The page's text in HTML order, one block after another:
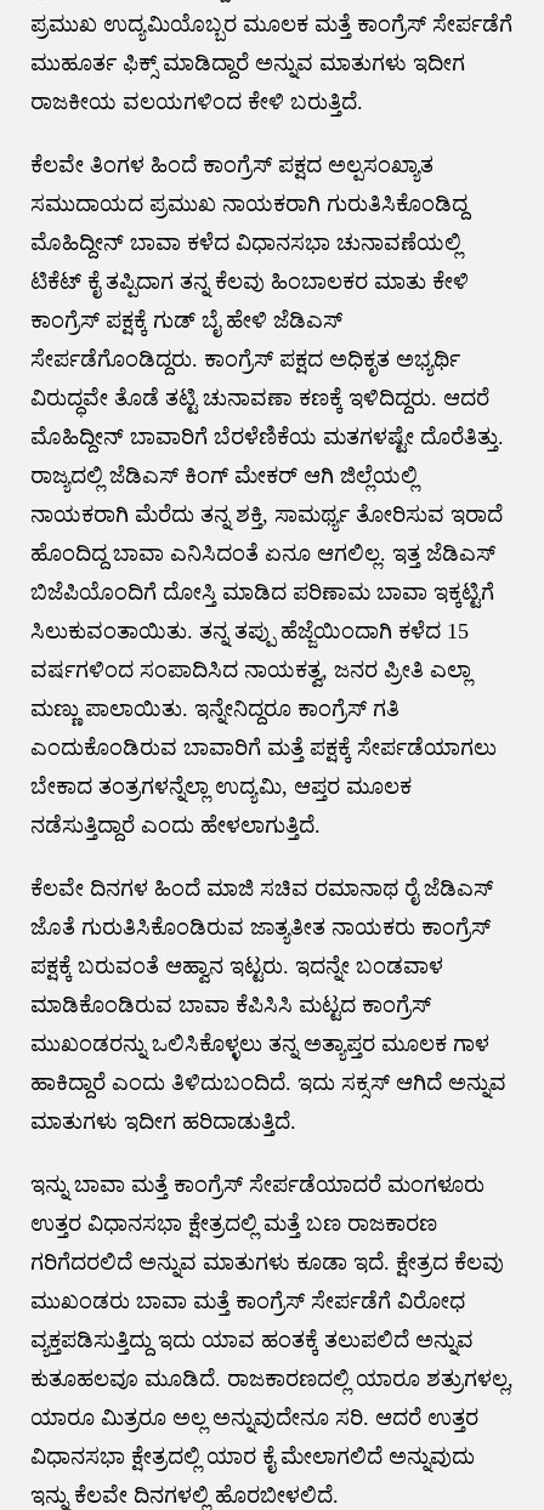
ಪ್ರಮುಖ ಉದ್ಯಮಿಯೊಬ್ಬರ ಮೂಲಕ ಮತ್ತೆ ಕಾಂಗ್ರೆಸ್ ಸೇರ್ಪಡೆಗೆ
ಮುಹೂರ್ತ ಫಿಕ್ಸ್ ಮಾಡಿದ್ದಾರೆ ಅನ್ನುವ ಮಾತುಗಳು ಇದೀಗ
ರಾಜಕೀಯ ವಲಯಗಳಿಂದ ಕೇಳಿ ಬರುತ್ತಿದೆ.
ಕೆಲವೇ ತಿಂಗಳ ಹಿಂದೆ ಕಾಂಗ್ರೆಸ್ ಪಕ್ಷದ ಅಲ್ಪಸಂಖ್ಯಾತ
ಸಮುದಾಯದ ಪ್ರಮುಖ ನಾಯಕರಾಗಿ ಗುರುತಿಸಿಕೊಂಡಿದ್ದ
ಮೊಹಿದ್ದೀನ್ ಬಾವಾ ಕಳೆದ ವಿಧಾನಸಭಾ ಚುನಾವಣೆಯಲ್ಲಿ
ಟಿಕೆಟ್ ಕೈ ತಪ್ಪಿದಾಗ ತನ್ನ ಕೆಲವು ಹಿಂಬಾಲಕರ ಮಾತು ಕೇಳಿ
ಕಾಂಗ್ರೆಸ್ ಪಕ್ಷಕ್ಕೆ ಗುಡ್ ಬೈ ಹೇಳಿ ಜೆಡಿಎಸ್
ಸೇರ್ಪಡೆಗೊಂಡಿದ್ದರು. ಕಾಂಗ್ರೆಸ್ ಪಕ್ಷದ ಅಧಿಕೃತ ಅಭ್ಯರ್ಥಿ
ವಿರುದ್ಧವೇ ತೊಡೆ ತಟ್ಟಿ ಚುನಾವಣಾ ಕಣಕ್ಕೆ ಇಳಿದಿದ್ದರು. ಆದರೆ
ಮೊಹಿದ್ದೀನ್ ಬಾವಾರಿಗೆ ಬೆರಳೆಣಿಕೆಯ ಮತಗಳಷ್ಟೇ ದೊರೆತಿತ್ತು.
ರಾಜ್ಯದಲ್ಲಿ ಜೆಡಿಎಸ್ ಕಿಂಗ್ ಮೇಕರ್ ಆಗಿ ಜಿಲ್ಲೆಯಲ್ಲಿ
ನಾಯಕರಾಗಿ ಮೆರೆದು ತನ್ನ ಶಕ್ತಿ, ಸಾಮರ್ಥ್ಯ ತೋರಿಸುವ ಇರಾದೆ
ಹೊಂದಿದ್ದ ಬಾವಾ ಎನಿಸಿದಂತೆ ಏನೂ ಆಗಲಿಲ್ಲ. ಇತ್ತ ಜೆಡಿಎಸ್
ಬಿಜೆಪಿಯೊಂದಿಗೆ ದೋಸ್ತಿ ಮಾಡಿದ ಪರಿಣಾಮ ಬಾವಾ ಇಕ್ಕಟ್ಟಿಗೆ
ಸಿಲುಕುವಂತಾಯಿತು. ತನ್ನ ತಪ್ಪು ಹೆಜ್ಜೆಯಿಂದಾಗಿ ಕಳೆದ 15
ವರ್ಷಗಳಿಂದ ಸಂಪಾದಿಸಿದ ನಾಯಕತ್ವ, ಜನರ ಪ್ರೀತಿ ಎಲ್ಲಾ
ಮಣ್ಣು ಪಾಲಾಯಿತು. ಇನ್ನೇನಿದ್ದರೂ ಕಾಂಗ್ರೆಸ್ ಗತಿ
ಎಂದುಕೊಂಡಿರುವ ಬಾವಾರಿಗೆ ಮತ್ತೆ ಪಕ್ಷಕ್ಕೆ ಸೇರ್ಪಡೆಯಾಗಲು
ಬೇಕಾದ ತಂತ್ರಗಳನ್ನೆಲ್ಲಾ ಉದ್ಯಮಿ, ಆಪ್ತರ ಮೂಲಕ
ನಡೆಸುತ್ತಿದ್ದಾರೆ ಎಂದು ಹೇಳಲಾಗುತ್ತಿದೆ.
ಕೆಲವೇ ದಿನಗಳ ಹಿಂದೆ ಮಾಜಿ ಸಚಿವ ರಮಾನಾಥ ರೈ ಜೆಡಿಎಸ್
ಜೊತೆ ಗುರುತಿಸಿಕೊಂಡಿರುವ ಜಾತ್ಯತೀತ ನಾಯಕರು ಕಾಂಗ್ರೆಸ್
ಪಕ್ಷಕ್ಕೆ ಬರುವಂತೆ ಆಹ್ವಾನ ಇಟ್ಟರು. ಇದನ್ನೇ ಬಂಡವಾಳ
ಮಾಡಿಕೊಂಡಿರುವ ಬಾವಾ ಕೆಪಿಸಿಸಿ ಮಟ್ಟದ ಕಾಂಗ್ರೆಸ್
ಮುಖಂಡರನ್ನು ಒಲಿಸಿಕೊಳ್ಳಲು ತನ್ನ ಅತ್ಯಾಪ್ತರ ಮೂಲಕ ಗಾಳ
ಹಾಕಿದ್ದಾರೆ ಎಂದು ತಿಳಿದುಬಂದಿದೆ. ಇದು ಸಕ್ಸಸ್ ಆಗಿದೆ ಅನ್ನುವ
ಮಾತುಗಳು ಇದೀಗ ಹರಿದಾಡುತ್ತಿದೆ.
ಇನ್ನು ಬಾವಾ ಮತ್ತೆ ಕಾಂಗ್ರೆಸ್ ಸೇರ್ಪಡೆಯಾದರೆ ಮಂಗಳೂರು
ಉತ್ತರ ವಿಧಾನಸಭಾ ಕ್ಷೇತ್ರದಲ್ಲಿ ಮತ್ತೆ ಬಣ ರಾಜಕಾರಣ
ಗರಿಗೆದರಲಿದೆ ಅನ್ನುವ ಮಾತುಗಳು ಕೂಡಾ ಇದೆ. ಕ್ಷೇತ್ರದ ಕೆಲವು
ಮುಖಂಡರು ಬಾವಾ ಮತ್ತೆ ಕಾಂಗ್ರೆಸ್ ಸೇರ್ಪಡೆಗೆ ವಿರೋಧ
ವ್ಯಕ್ತಪಡಿಸುತ್ತಿದ್ದು ಇದು ಯಾವ ಹಂತಕ್ಕೆ ತಲುಪಲಿದೆ ಅನ್ನುವ
ಕುತೂಹಲವೂ ಮೂಡಿದೆ. ರಾಜಕಾರಣದಲ್ಲಿ ಯಾರೂ ಶತ್ರುಗಳಲ್ಲ,
ಯಾರೂ ಮಿತ್ರರೂ ಅಲ್ಲ ಅನ್ನುವುದೇನೂ ಸರಿ. ಆದರೆ ಉತ್ತರ
ವಿಧಾನಸಭಾ ಕ್ಷೇತ್ರದಲ್ಲಿ ಯಾರ ಕೈ ಮೇಲಾಗಲಿದೆ ಅನ್ನುವುದು
ಇನ್ನು ಕೆಲವೇ ದಿನಗಳಲ್ಲಿ ಹೊರಬೀಳಲಿದೆ.